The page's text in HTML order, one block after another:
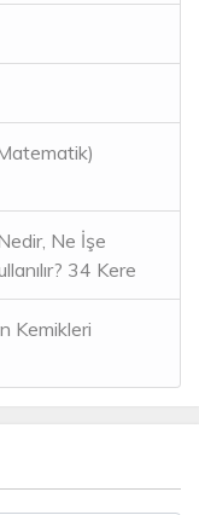
Ne İşe
34 Kere
Kemikleri